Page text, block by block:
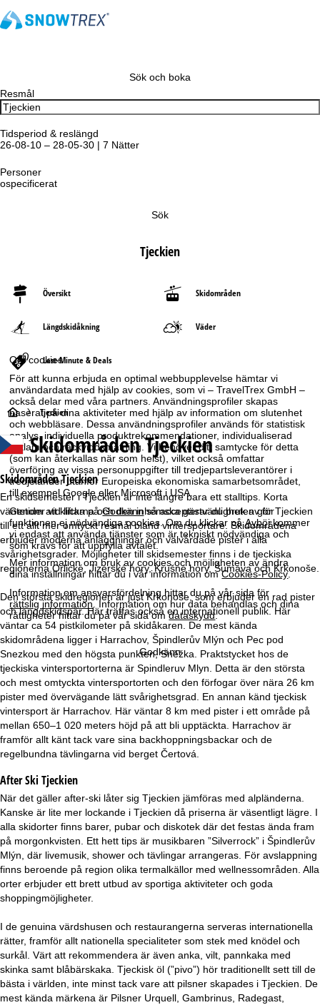
Om cookies
För att kunna erbjuda en optimal webbupplevelse hämtar vi
användardata med hjälp av cookies, som vi – TravelTrex GmbH –
också delar med våra partners. Användningsprofiler skapas
baserat på dina aktiviteter med hjälp av information om slutenhet
och webbläsare. Dessa användningsprofiler används för statistisk
analys, individuella produktrekommendationer, individualiserad
reklam och räckviddsmätning. Vi behöver ditt samtycke för detta
(som kan återkallas när som helst), vilket också omfattar
överföring av vissa personuppgifter till tredjepartsleverantörer i
tredjeländer utanför Europeiska ekonomiska samarbetsområdet,
till exempel Google eller Microsoft i USA.
Genom att klicka påGodkännså accepterar du bruk av för
funktionen ej nödvändiga cookies. Om du klickar påAvböjkommer
vi endast att använda tjänster som är tekniskt nödvändiga och
som krävs för att uppfylla avtalet.
Mer information om bruk av cookies och möjligheten av ändra
dina inställningar hittar du i vår information omCookies-Policy.
Information om ansvarsfördelning hittar du på vår sida för
rättslig information. Information om hur data behandlas och dina
rättigheter hittar du på vår sida omdataskydd.
Godkänn
Sök och boka
Resmål
Tidsperiod & reslängd
26-08-10 – 28-05-30 | 7 Nätter
Personer
ospecificerat
Sök
Tjeckien
Översikt Skidområden
Längdskidåkning Väder
Last-Minute & Deals
S
t
a
r
t
s
i
d
a
Tjeckien
Skidområden Tjeckien
Skidområden Tjeckien
En skidsemester i Tjeckien är inte längre bara ett stalltips. Korta
väntetider vid liftarna och den inhemska gästvänligheten gör Tjeckien
till ett allt mer omtyckt resmål bland vintersportare. Skidområdena
erbjuder moderna anläggningar och välvårdade pister i alla
svårighetsgrader. Möjligheter till skidsemester finns i de tjeckiska
regionerna Orlické, Jizerské hory, Krušné hory, Šumava och Krkonoše.
Den största skidregionen är just Krkonoše, som erbjuder en rad pister
och längdskidspår. Här träffas också en internationell publik. Här
väntar ca 54 pistkilometer på skidåkaren. De mest kända
skidområdena ligger i Harrachov, Špindlerův Mlýn och Pec pod
Snezkou med den högsta punkten, Sněžka. Praktstycket hos de
tjeckiska vintersportorterna är Spindleruv Mlyn. Detta är den största
och mest omtyckta vintersportorten och den förfogar över nära 26 km
pister med övervägande lätt svårighetsgrad. En annan känd tjeckisk
vintersport är Harrachov. Här väntar 8 km med pister i ett område på
mellan 650–1 020 meters höjd på att bli upptäckta. Harrachov är
framför allt känt tack vare sina backhoppningsbackar och de
regelbundna tävlingarna vid berget Čertová.
After Ski Tjeckien
När det gäller after-ski låter sig Tjeckien jämföras med alpländerna.
Kanske är lite mer lockande i Tjeckien då priserna är väsentligt lägre. I
alla skidorter finns barer, pubar och diskotek där det festas ända fram
på morgonkvisten. Ett hett tips är musikbaren ”Silverrock” i Špindlerův
Mlýn, där livemusik, shower och tävlingar arrangeras. För avslappning
finns beroende på region olika termalkällor med wellnessområden. Alla
orter erbjuder ett brett utbud av sportiga aktiviteter och goda
shoppingmöjligheter.
I de genuina värdshusen och restaurangerna serveras internationella
rätter, framför allt nationella specialiteter som stek med knödel och
surkål. Värt att rekommendera är även anka, vilt, pannkaka med
skinka samt blåbärskaka. Tjeckisk öl (”pivo”) hör traditionellt sett till de
bästa i världen, inte minst tack vare att pilsner skapades i Tjeckien. De
mest kända märkena är Pilsner Urquell, Gambrinus, Radegast,